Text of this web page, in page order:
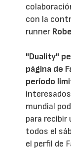
con la
runner
"Duality"
página de
período
mundial
para recibir
todos el
el perfil de